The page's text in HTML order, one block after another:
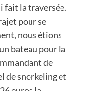
fait la traversée.
pour se
nous étions
bateau pour la
de
de snorkeling et